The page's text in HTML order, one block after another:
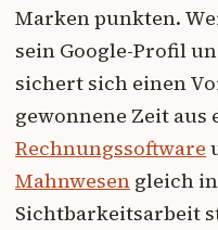
Marken punkten.
sein Google-Profil
sichert sich einen
gewonnene Zeit
Rechnungssoftware
Mahnwesen gleich
Sichtbarkeitsarbeit